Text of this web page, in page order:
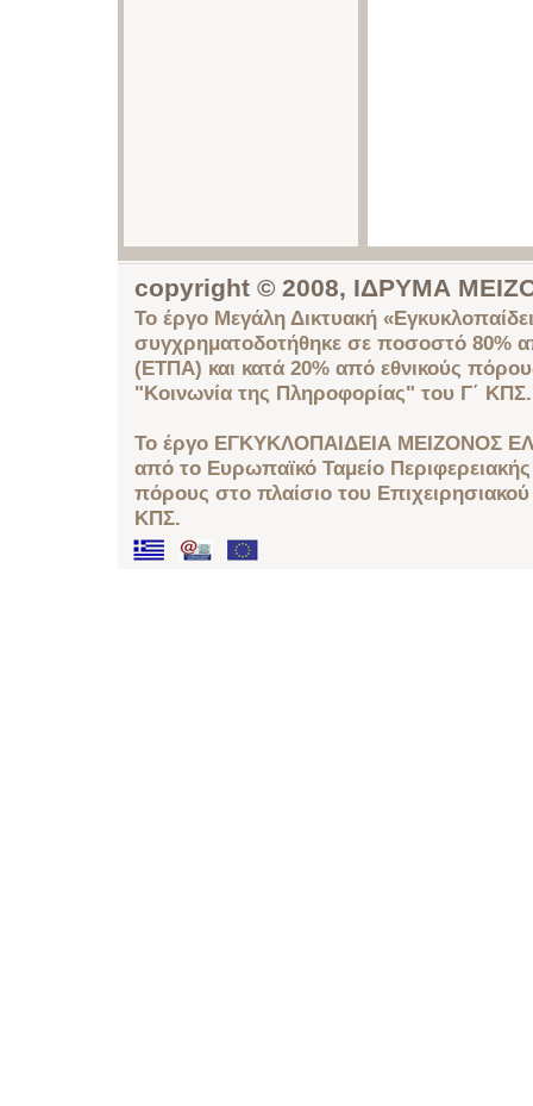
copyright © 2008, ΙΔΡΥΜΑ
Το έργο Μεγάλη Δικτυακή
συγχρηματοδοτήθηκε σε ποσοστό 80%
(ΕΤΠΑ) και κατά 20% από εθνικούς
"Κοινωνία της Πληροφορίας" του Γ΄ ΚΠΣ.
Το έργο ΕΓΚΥΚΛΟΠΑΙΔΕΙΑ ΜΕΙΖΟΝΟΣ
από το Ευρωπαϊκό Ταμείο
πόρους στο πλαίσιο του
ΚΠΣ.